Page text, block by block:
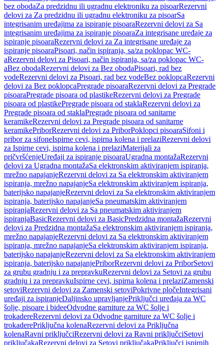
bez obodaZa predzidnu ili ugradnu elektroniku za pisoarRezervni
delovi za Za predzidnu ili ugradnu elektroniku za pisoarSa
integrisanim uređajima za ispiranje pisoaraRezervni delovi za Sa
integrisanim uređajima za ispiranje pisoaraZa integrisane uređaje za
ispiranje pisoaraRezervni delovi za Za integrisane uređaje za
ispiranje pisoaraPisoari, način ispiranja, sa/za poklopac WC-
aRezervni delovi za Pisoari, način ispiranja, sa/za poklopac WC-
aBez obodaRezervni delovi za Bez obodaPisoari, rad bez
vodeRezervni delovi za Pisoari, rad bez vodeBez poklopcaRezervni
delovi za Bez poklopcaPregrade pisoaraRezervni delovi za Pregrade
pisoaraPregrade pisoara od plastikeRezervni delovi za Pregrade
pisoara od plastikePregrade pisoara od staklaRezervni delovi za
Pregrade pisoara od staklaPregrade pisoara od sanitarne
keramikeRezervni delovi za Pregrade pisoara od sanitarne
keramikePriborRezervni delovi za PriborPoklopci pisoaraSifoni i
pribor za sifoneIspirne cevi, ispirna kolena i prelaziRezervni delovi
za Ispirne cevi, ispirna kolena i prelaziMaterijali za
pričvršćenjeUređaji za ispiranje pisoaraUgradna montažaRezervni
delovi za Ugradna montažaSa elektronskim aktiviranjem ispiranja,
mrežno napajanjeRezervni delovi za Sa elektronskim aktiviranjem
ispiranja, mrežno napajanjeSa elektronskim aktiviranjem ispiranja,
baterijsko napajanjeRezervni delovi za Sa elektronskim aktiviranjem
ispiranja, baterijsko napajanjeSa pneumatskim aktiviranjem
ispiranjaRezervni delovi za Sa pneumatskim aktiviranjem
ispiranjaBasicRezervni delovi za BasicPredzidna montažaRezervni
delovi za Predzidna montažaSa elektronskim aktiviranjem ispiranja,
mrežno napajanjeRezervni delovi za Sa elektronskim aktiviranjem
ispiranja, mrežno napajanjeSa elektronskim aktiviranjem ispiranja,
baterijsko napajanjeRezervni delovi za Sa elektronskim aktiviranjem
ispiranja, baterijsko napajanjePriborRezervni delovi za PriborSetovi
za grubu gradnju i za prepravkuRezervni delovi za Setovi za grubu
gradnju i za prepravkuIspirne cevi, ispirna kolena i prelaziZamenski
setoviRezervni delovi za Zamenski setoviPokrivne pločeIntegrisani
uređaji za ispiranjeDaljinsko upravljanjePriključci uređaja za WC
šolje, pisoare i bideeOdvodne garniture za WC šolje i
trokadereRezervni delovi za Odvodne garniture za WC šolje i
trokaderePriključna kolenaRezervni delovi za Priključna
kolenaRavni priključciRezervni delovi za Ravni priključciSetovi
priključakaRezervni delovi za Setovi priključakaPriključci ispirnih